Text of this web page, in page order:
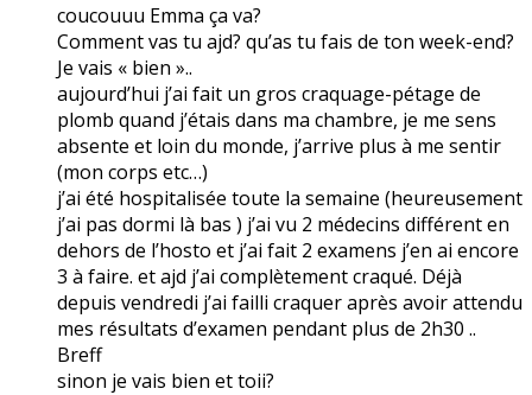
coucouuu Emma ça va?
Comment vas tu ajd? qu’as tu fais de ton week-end?
Je vais « bien »..
aujourd’hui j’ai fait un gros craquage-pétage de
plomb quand j’étais dans ma chambre, je me sens
absente et loin du monde, j’arrive plus à me sentir
(mon corps etc…)
j’ai été hospitalisée toute la semaine (heureusement
j’ai pas dormi là bas ) j’ai vu 2 médecins différent en
dehors de l’hosto et j’ai fait 2 examens j’en ai encore
3 à faire. et ajd j’ai complètement craqué. Déjà
depuis vendredi j’ai failli craquer après avoir attendu
mes résultats d’examen pendant plus de 2h30 ..
Breff
sinon je vais bien et toii?